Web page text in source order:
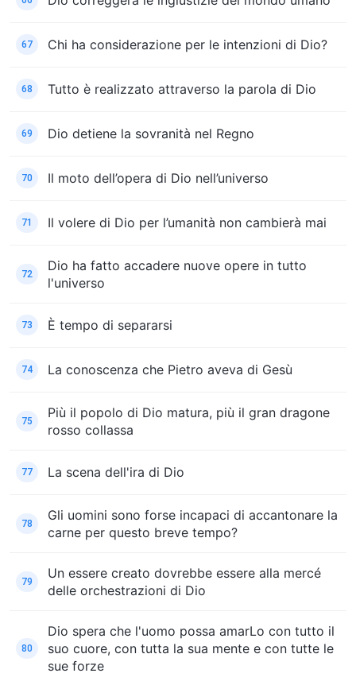
67 Chi ha considerazione per le intenzioni di Dio?
68 Tutto è realizzato attraverso la parola di Dio
69 Dio detiene la sovranità nel Regno
70 Il moto dell’opera di Dio nell’universo
71 Il volere di Dio per l’umanità non cambierà mai
72
Dio ha fatto accadere nuove opere in tutto
l'universo
73 È tempo di separarsi
74 La conoscenza che Pietro aveva di Gesù
75
Più il popolo di Dio matura, più il gran dragone
rosso collassa
77 La scena dell'ira di Dio
78
Gli uomini sono forse incapaci di accantonare la
carne per questo breve tempo?
79
Un essere creato dovrebbe essere alla mercé
delle orchestrazioni di Dio
80
Dio spera che l'uomo possa amarLo con tutto il
suo cuore, con tutta la sua mente e con tutte le
sue forze